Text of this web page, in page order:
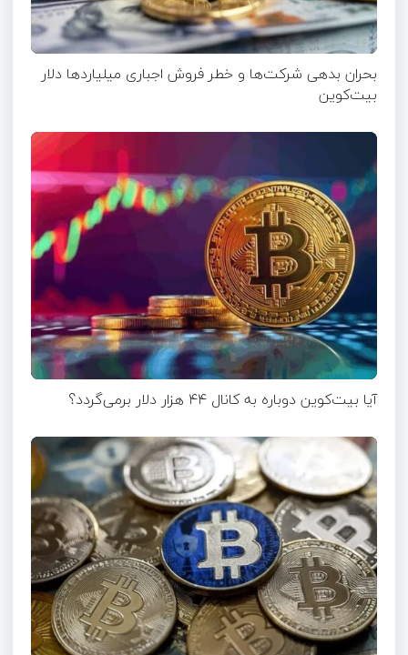
بحران بدهی شرکت‌ها و خطر فروش اجباری میلیاردها دلار
بیت‌کوین
آیا بیت‌کوین دوباره به کانال ۴۴ هزار دلار برمی‌گردد؟